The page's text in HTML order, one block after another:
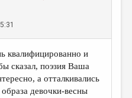
квалифицированно и
сказал, поэзия Ваша
а отталкивались
девочки-весны